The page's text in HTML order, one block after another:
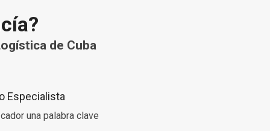
de Cuba
Especialista
una palabra clave